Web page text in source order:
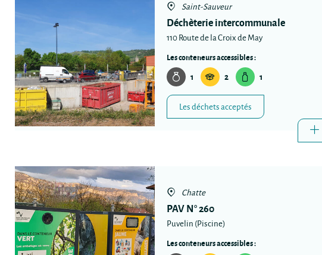
Saint-Sauveur
Déchèterie intercommunale
110 Route de la Croix de May
Les conteneurs accessibles :
1 2 1
Les déchets acceptés
Chatte
PAV N° 260
Puvelin (Piscine)
Les conteneurs accessibles :